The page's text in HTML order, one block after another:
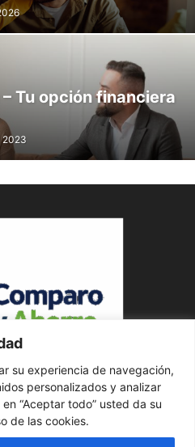
su experiencia de navegación,
personalizados y analizar
“Aceptar todo” usted da su
de las cookies.
Tu opción financiera
2023
US
US